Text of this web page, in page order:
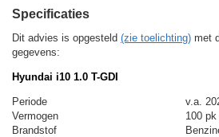
Specificaties
Dit advies is opgesteld (zie toelichting) met
gegevens:
Hyundai i10 1.0 T-GDI
Periode
v.a.
Vermogen
100
Brandstof